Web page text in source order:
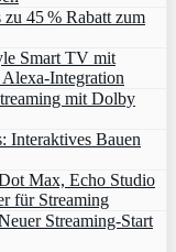
45 % Rabatt zum
Smart TV mit
mit Dolby
Interaktives Bauen
Max, Echo Studio
für Streaming
Streaming‑Start